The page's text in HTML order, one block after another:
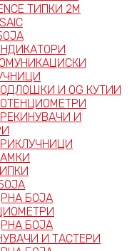
ТИПКИ 2М
И OG КУТИИ
И
БОЈА
БОЈА
И ТАСТЕРИ